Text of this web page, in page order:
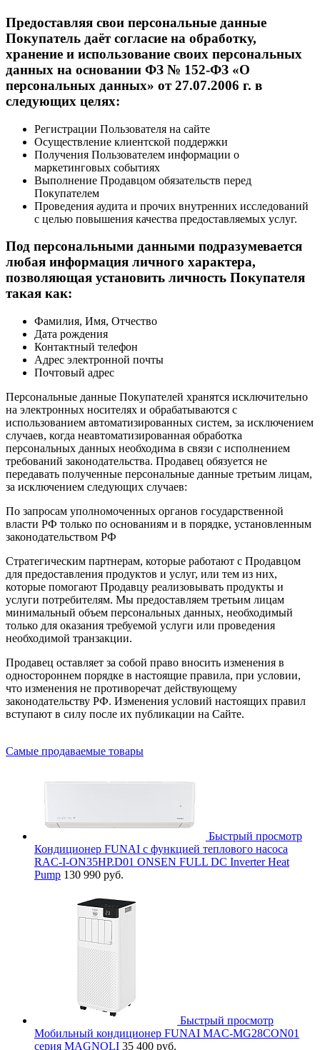
Предоставляя свои персональные данные
Покупатель даёт согласие на обработку,
хранение и использование своих персональных
данных на основании ФЗ № 152-ФЗ «О
персональных данных» от 27.07.2006 г. в
следующих целях:
Регистрации Пользователя на сайте
Осуществление клиентской поддержки
Получения Пользователем информации о
маркетинговых событиях
Выполнение Продавцом обязательств перед
Покупателем
Проведения аудита и прочих внутренних исследований
с целью повышения качества предоставляемых услуг.
Под персональными данными подразумевается
любая информация личного характера,
позволяющая установить личность Покупателя
такая как:
Фамилия, Имя, Отчество
Дата рождения
Контактный телефон
Адрес электронной почты
Почтовый адрес
Персональные данные Покупателей хранятся исключительно
на электронных носителях и обрабатываются с
использованием автоматизированных систем, за исключением
случаев, когда неавтоматизированная обработка
персональных данных необходима в связи с исполнением
требований законодательства. Продавец обязуется не
передавать полученные персональные данные третьим лицам,
за исключением следующих случаев:
По запросам уполномоченных органов государственной
власти РФ только по основаниям и в порядке, установленным
законодательством РФ
Стратегическим партнерам, которые работают с Продавцом
для предоставления продуктов и услуг, или тем из них,
которые помогают Продавцу реализовывать продукты и
услуги потребителям. Мы предоставляем третьим лицам
минимальный объем персональных данных, необходимый
только для оказания требуемой услуги или проведения
необходимой транзакции.
Продавец оставляет за собой право вносить изменения в
одностороннем порядке в настоящие правила, при условии,
что изменения не противоречат действующему
законодательству РФ. Изменения условий настоящих правил
вступают в силу после их публикации на Сайте.
Самые продаваемые товары
Быстрый просмотр
Кондиционер FUNAI с функцией теплового насоса
RAC-I-ON35HP.D01 ONSEN FULL DC Inverter Heat
Pump 130 990 руб.
Быстрый просмотр
Мобильный кондиционер FUNAI MAC-MG28CON01
серия MAGNOLI 35 400 руб.